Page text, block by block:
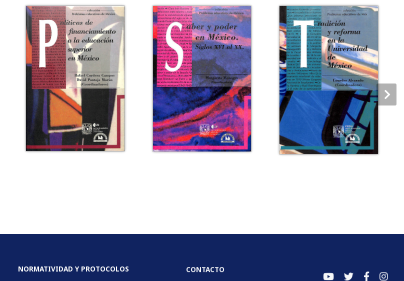
NORMATIVIDAD Y PROTOCOLOS CONTACTO